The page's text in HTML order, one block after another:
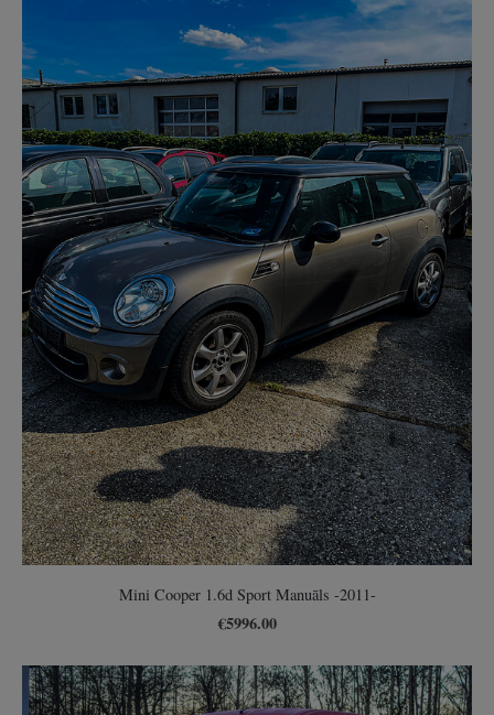
Mini Cooper 1.6d Sport Manuāls -2011-
€5996.00